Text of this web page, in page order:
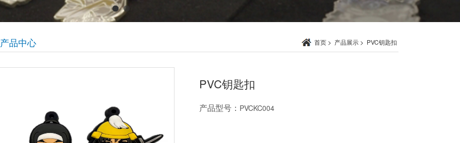
产品中心 首页 > 产品展示 > PVC钥匙扣
PVC钥匙扣
产品型号： PVCKC004